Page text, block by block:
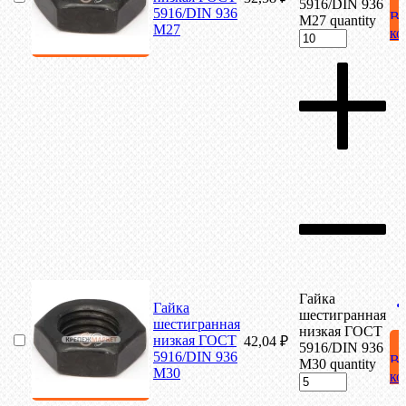
5916/DIN 936
М27
5916/DIN 936
М27 quantity
В
Гайка
шестигранная
низкая ГОСТ
5916/DIN 936
М30
42,04 ₽
Гайка
шестигранная
низкая ГОСТ
5916/DIN 936
М30 quantity
В